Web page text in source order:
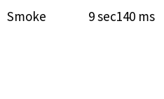
Smoke 9 sec140 ms